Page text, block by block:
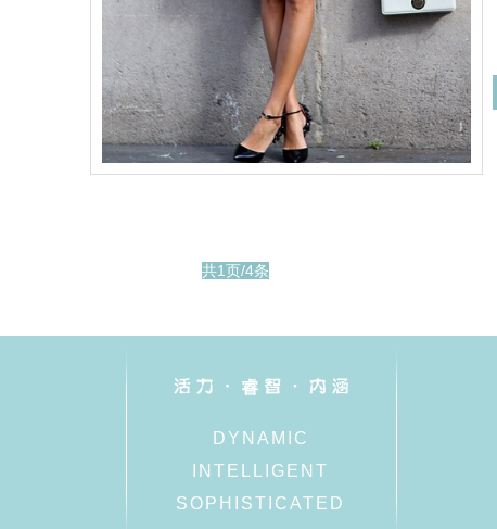
共1页/4条
DYNAMIC
INTELLIGENT
SOPHISTICATED